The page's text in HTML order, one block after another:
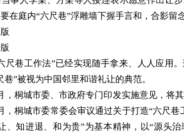
在庭内“六尺巷”浮雕墙下握手言和，合影留念
巷工作法”已经实现随手拿来、人人应用。
巷”被视为中国邻里和谐礼让的典范。
桐城市委、市政府专门印发实施意见，将
，桐城市委常委会审议通过关于打造“六尺巷
、知进退、和为贵”为基本精神，以“源头